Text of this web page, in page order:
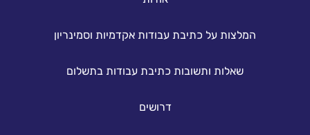
המלצות על כתיבת עבודות אקדמיות וסמינריון
שאלות ותשובות כתיבת עבודות בתשלום
דרושים